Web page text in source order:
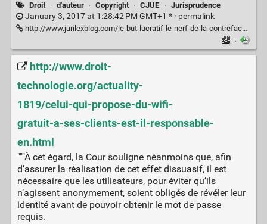
Droit · d'auteur · Copyright · CJUE · Jurisprudence
January 3, 2017 at 1:28:42 PM GMT+1 * · permalink
http://www.jurilexblog.com/le-but-lucratif-le-nerf-de-la-contrefacon-265900
·
http://www.droit-
technologie.org/actuality-
1819/celui-qui-propose-du-wifi-
gratuit-a-ses-clients-est-il-responsable-
en.html
"""À cet égard, la Cour souligne néanmoins que, afin
d’assurer la réalisation de cet effet dissuasif, il est
nécessaire que les utilisateurs, pour éviter qu’ils
n’agissent anonymement, soient obligés de révéler leur
identité avant de pouvoir obtenir le mot de passe
requis.